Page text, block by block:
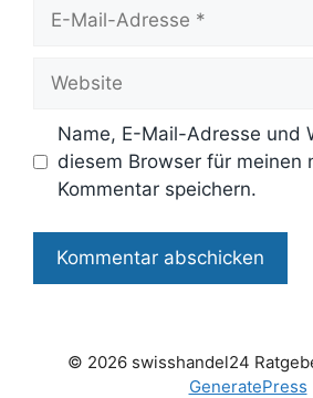
Website
Name, E-Mail-Adresse und
diesem Browser für meinen
Kommentar speichern.
© 2026 swisshandel24
GeneratePress